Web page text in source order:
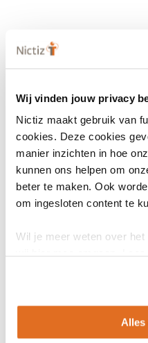
Wij vinden jouw privacy
Nictiz maakt gebruik van
cookies. Deze cookies
manier inzichten in hoe
kunnen ons helpen om
beter te maken. Ook
om ingesloten content te
Wil je meer weten over
Alles